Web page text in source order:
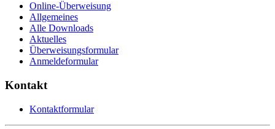
Online-Überweisung
Allgemeines
Alle Downloads
Aktuelles
Überweisungsformular
Anmeldeformular
Kontakt
Kontaktformular